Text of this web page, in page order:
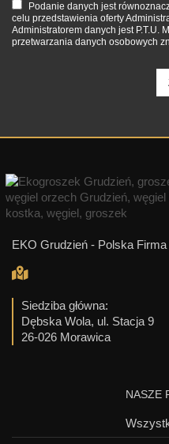
Podanie danych jest
celu przedstawienia oferty
Administratorem danych jest P.T.U.
przetwarzania danych osobowych
EKO Grudzień - Polska
Siedziba główna:
Dębska Wola, ul. Stacja 9
26-026 Morawica
NASZE